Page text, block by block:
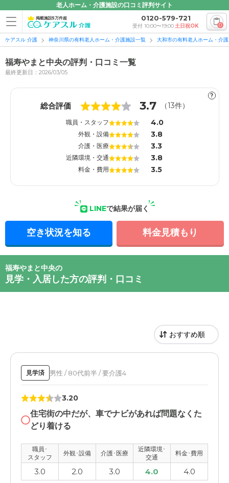
老人ホーム・介護施設の口コミ評判サイト
掲載施設5万件超 0120-579-721
受付 10:00〜19:00土日祝OK 0
ケアスル 介護 神奈川県の有料老人ホーム・介護施設一覧 大和市の有料老人ホーム・介
福寿やまと中央の評判・口コミ一覧
最終更新日：2026/03/05
?
総合評価 3.7 （13件）
職員・スタッフ 4.0
外観・設備 3.8
介護・医療 3.3
近隣環境・交通 3.8
料金・費用 3.5
LINEで結果が届く
空き状況を知る 料金見積もり
福寿やまと中央の
見学・入居した方の評判・口コミ
見学済 男性 / 80代前半 / 要介護4
3.20
住宅街の中だが、車でナビがあれば問題なくた
どり着ける
職員･
スタッフ
外観･設備 介護･医療
近隣環境･
交通
料金･費用
3.0 2.0 3.0 4.0 4.0